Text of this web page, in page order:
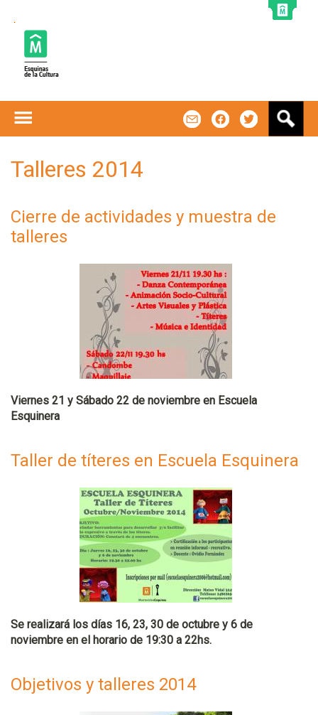
Talleres 2014
Cierre de actividades y muestra de
talleres
Viernes 21 y Sábado 22 de noviembre en Escuela
Esquinera
Taller de títeres en Escuela Esquinera
Se realizará los días 16, 23, 30 de octubre y 6 de
noviembre en el horario de 19:30 a 22hs.
Objetivos y talleres 2014
s